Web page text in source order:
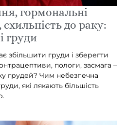
гормональні
до раку:
груди
збільшити груди і зберегти
пологи, засмага –
грудей? Чим небезпечна
які лякають більшість